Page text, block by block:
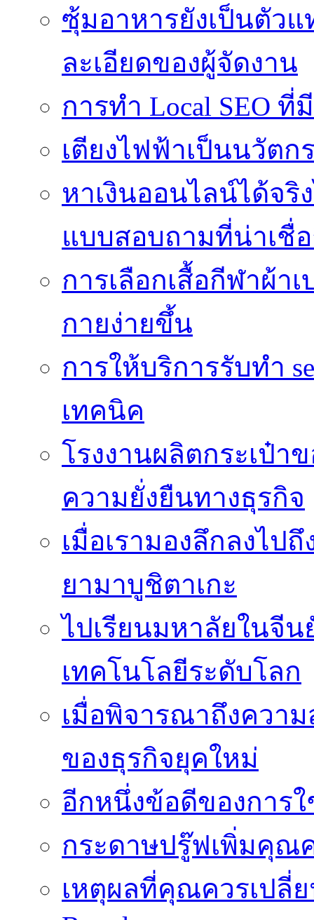
ซุ้มอาหารยังเป็นตัว
ละเอียดของผู้จัดงาน
การทำ Local SEO
เตียงไฟฟ้าเป็นนวัต
หาเงินออนไลน์ได้จริ
แบบสอบถามที่น่าเชื่
การเลือกเสื้อกีฬาผ้า
กายง่ายขึ้น
การให้บริการรับทำ
เทคนิค
โรงงานผลิตกระเป๋า
ความยั่งยืนทางธุรกิจ
เมื่อเรามองลึกลงไป
ยามาบูชิตาเกะ
ไปเรียนมหาลัยในจี
เทคโนโลยีระดับโลก
เมื่อพิจารณาถึงความ
ของธุรกิจยุคใหม่
อีกหนึ่งข้อดีของการ
กระดาษปรู๊ฟเพิ่มคุ
เหตุผลที่คุณควรเปลี่ย